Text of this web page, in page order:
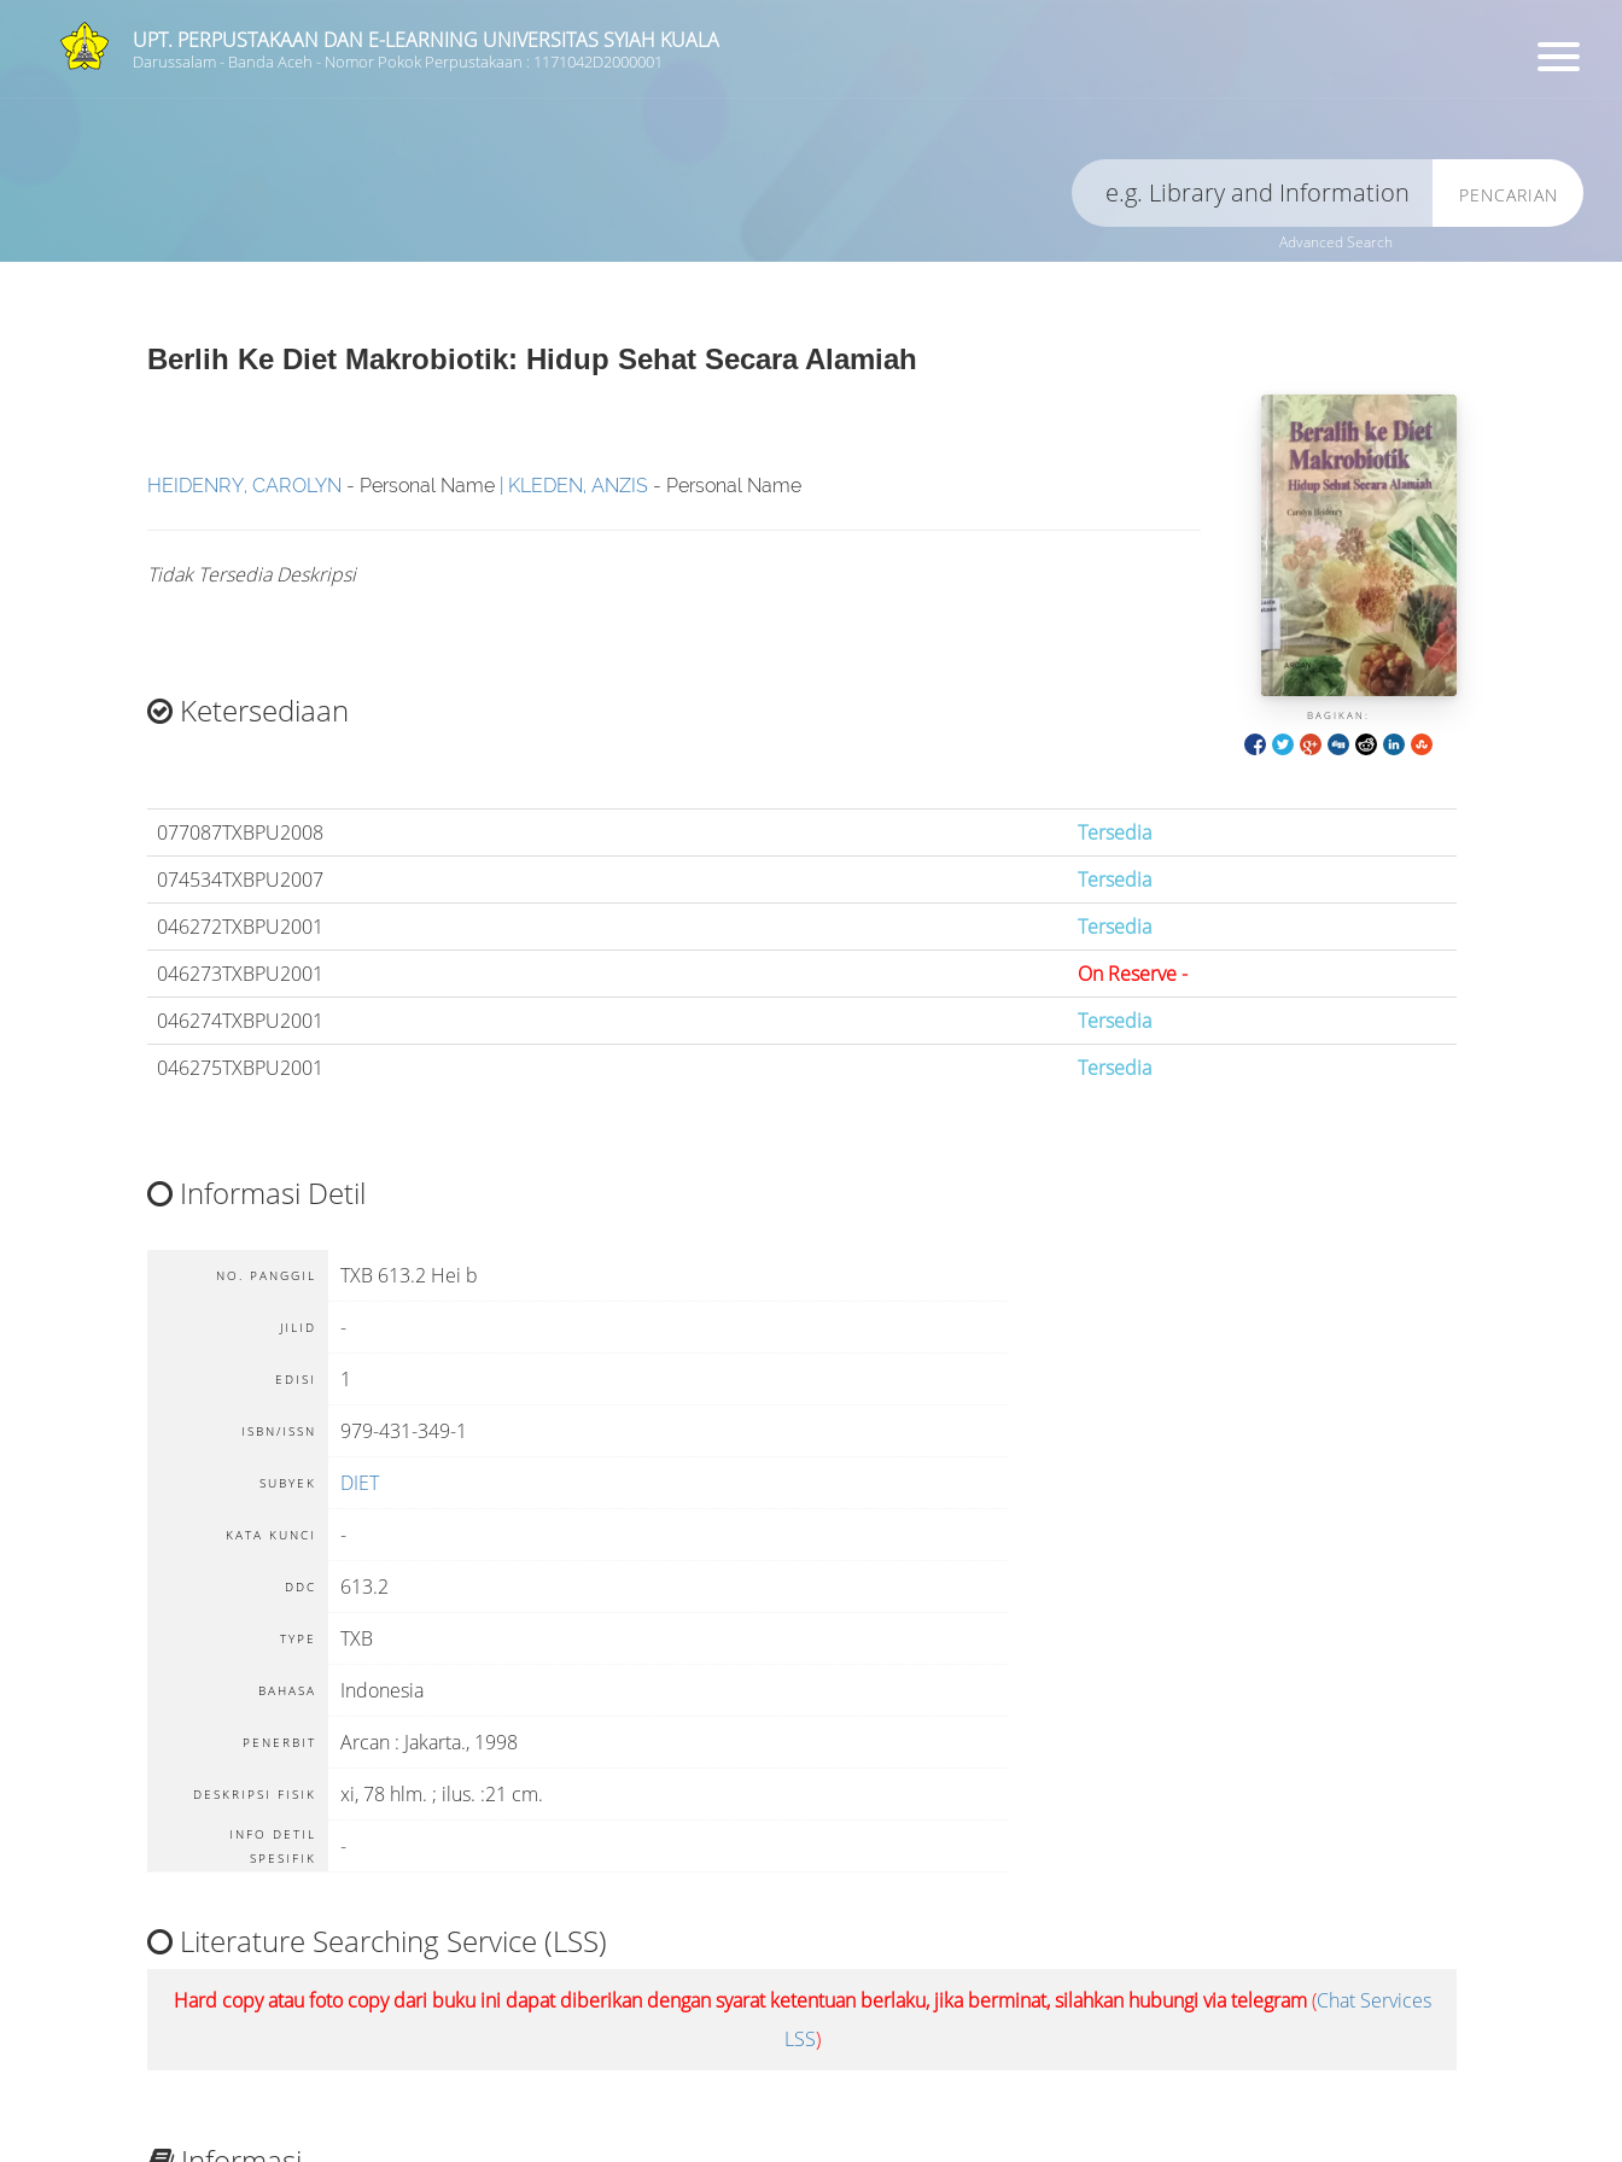
UPT. PERPUSTAKAAN DAN E-LEARNING UNIVERSITAS SYIAH KUALA
Darussalam - Banda Aceh - Nomor Pokok Perpustakaan : 1171042D2000001
PENCARIAN
Advanced Search
Berlih Ke Diet Makrobiotik: Hidup Sehat Secara Alamiah
BAGIKAN:
HEIDENRY, CAROLYN - Personal Name KLEDEN, ANZIS - Personal Name
Tidak Tersedia Deskripsi
Ketersediaan
077087TXBPU2008
Tersedia
074534TXBPU2007
Tersedia
046272TXBPU2001
Tersedia
046273TXBPU2001
On Reserve -
046274TXBPU2001
Tersedia
046275TXBPU2001
Tersedia
Informasi Detil
NO. PANGGIL TXB 613.2 Hei b
JILID -
EDISI 1
ISBN/ISSN 979-431-349-1
SUBYEK DIET
KATA KUNCI -
DDC 613.2
TYPE TXB
BAHASA Indonesia
PENERBIT Arcan : Jakarta., 1998
DESKRIPSI FISIK xi, 78 hlm. ; ilus. :21 cm.
INFO DETIL
SPESIFIK
-
Literature Searching Service (LSS)
Hard copy atau foto copy dari buku ini dapat diberikan dengan syarat ketentuan berlaku, jika berminat, silahkan hubungi via telegram(Chat Services
LSS)
GMD
Pencarian